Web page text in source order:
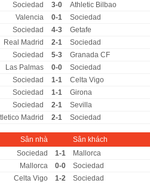
Sociedad 3-0
Athletic Bilbao
Valencia 0-1
Sociedad
Sociedad 4-3
Getafe
Real Madrid 2-1
Sociedad
Sociedad 5-3
Granada CF
Las Palmas 0-0
Sociedad
Sociedad 1-1
Celta Vigo
Sociedad 1-1
Girona
Sociedad 2-1
Sevilla
Madrid 2-1 Sociedad
Sân nhà
Sân khách
Sociedad 1-1
Mallorca
Mallorca 0-0
Sociedad
Celta Vigo 1-2
Sociedad